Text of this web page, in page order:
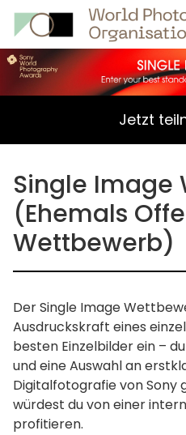
Jetzt
Single Image
(Ehemals
Wettbewerb)
Der Single Image
Ausdruckskraft eines
besten Einzelbilder ein –
und eine Auswahl an
Digitalfotografie von Sony
würdest du von einer
profitieren.